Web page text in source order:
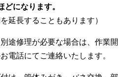
になります。
延長することもあります）
途修理が必要な場合は、作業開
電話にてご連絡いたします。